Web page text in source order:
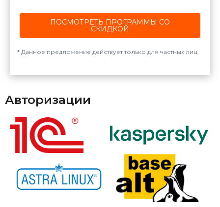
ПОСМОТРЕТЬ ПРОГРАММЫ СО
СКИДКОЙ
Данное предложение действует только для частных лиц.
Авторизации